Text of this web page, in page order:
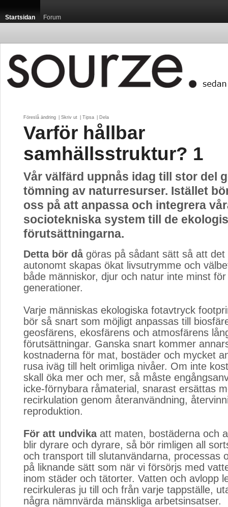
Startsidan Forum
Föreslå ändring Skriv ut Tipsa Dela
Varför hållbar
samhällsstruktur? 1
Vår välfärd uppnås idag till stor del
tömning av naturresurser. Istället
oss på att anpassa och integrera
sociotekniska system till de
förutsättningarna.
Detta bör dågöras på sådant sätt så att det
autonomt skapas ökat livsutrymme och
både människor, djur och natur inte minst
generationer.
Varje människas ekologiska fotavtryck
bör så snart som möjligt anpassas till
geosfärens, ekosfärens och atmosfärens
förutsättningar. Ganska snart kommer
kostnaderna för mat, bostäder och mycket
rusa iväg till helt orimliga nivåer. Om inte
skall öka mer och mer, så måste
icke-förnybara råmaterial, snarast ersättas
recirkulation genom återanvändning,
reproduktion.
För att undvikaatt maten, bostäderna och
blir dyrare och dyrare, så bör rimligen all
och transport till slutanvändarna, processas
på liknande sätt som när vi försörjs med
inom städer och tätorter. Vatten och avlopp
recirkuleras ju till och från varje tappställe,
några nämnvärda mänskliga arbetsinsatser.